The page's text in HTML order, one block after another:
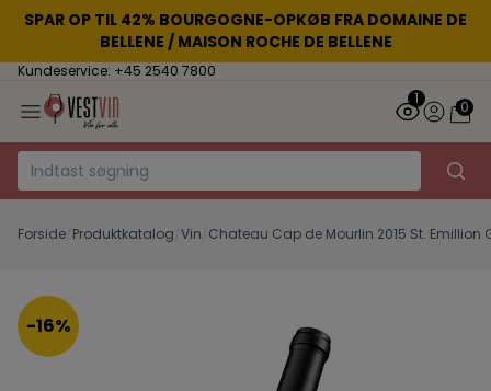
SPAR OP TIL 42% BOURGOGNE-OPKØB FRA DOMAINE DE
BELLENE / MAISON ROCHE DE BELLENE
Kundeservice: +45 2540 7800
1
0
Forside Produktkatalog Vin Chateau Cap de Mourlin 2015 St. Emillion
-16%